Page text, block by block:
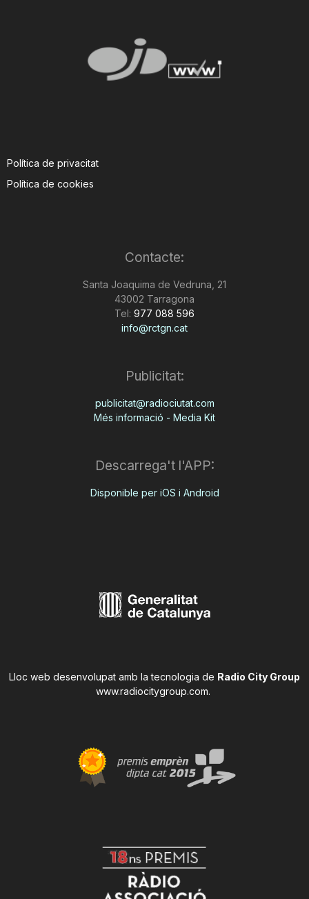
Política de privacitat
Política de cookies
Contacte:
Santa Joaquima de Vedruna, 21
43002 Tarragona
Tel: 977 088 596
info@rctgn.cat
Publicitat:
publicitat@radiociutat.com
Més informació - Media Kit
Descarrega't l'APP:
Disponible per iOS i Android
Lloc web desenvolupat amb la tecnologia de Radio City Group
www.radiocitygroup.com.